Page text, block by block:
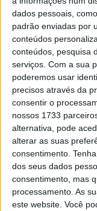
dados pessoais,
padrão enviadas por
conteúdos
conteúdos, pesquisa
serviços. Com a sua
poderemos usar
precisos através da
consentir o
nossos 1733
alternativa, pode
alterar as suas
consentimento.
dos seus dados
consentimento, mas
processamento. As
este website. Você
corrida deste
os pilotos abaixo
A primeira fila
da primeira corrida
Federico
Depois da sua
era considerado o
Bulega não
partir 5ª volta. No
após a queda de
Baldassarri
conquistar a